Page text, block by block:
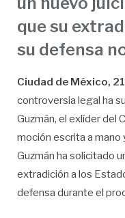
que su
su defensa
Ciudad de México,
controversia legal ha
Guzmán, el exlíder del
moción escrita a
Guzmán ha solicitado
extradición a los
defensa durante el